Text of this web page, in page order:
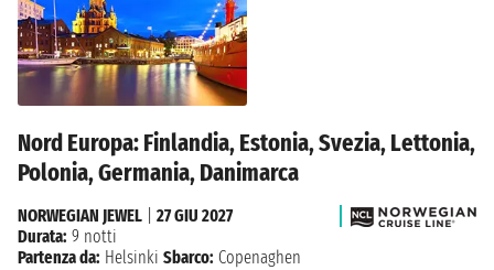
Nord Europa: Finlandia, Estonia, Svezia, Lettonia,
Polonia, Germania, Danimarca
NORWEGIAN JEWEL
27 GIU 2027
Durata: 9 notti
Partenza da: Helsinki Sbarco: Copenaghen